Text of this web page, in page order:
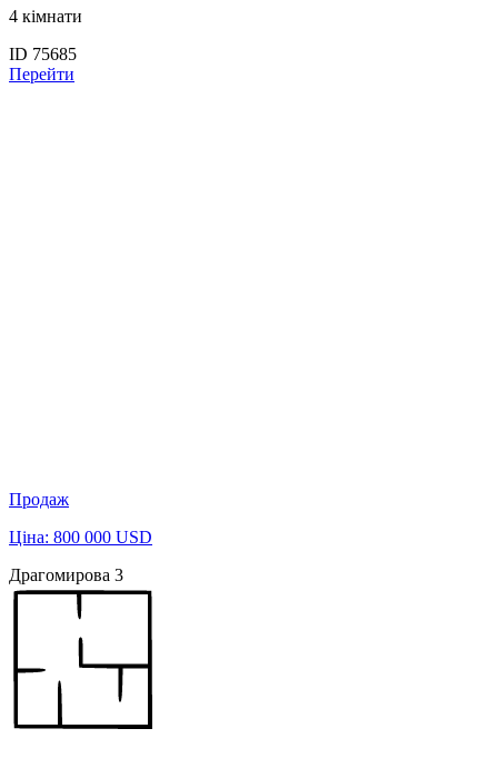
4 кімнати
ID 75685
Перейти
Продаж
Ціна: 800 000 USD
Драгомирова 3